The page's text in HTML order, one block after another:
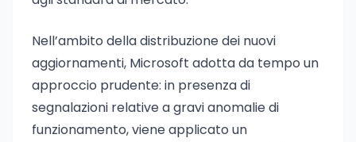
Nell’ambito della distribuzione dei nuovi
aggiornamenti, Microsoft adotta da tempo un
approccio prudente: in presenza di
segnalazioni relative a gravi anomalie di
funzionamento, viene applicato un